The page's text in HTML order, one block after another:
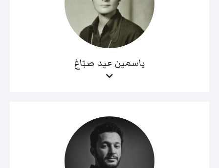
ياسمين عيد صبّاغ